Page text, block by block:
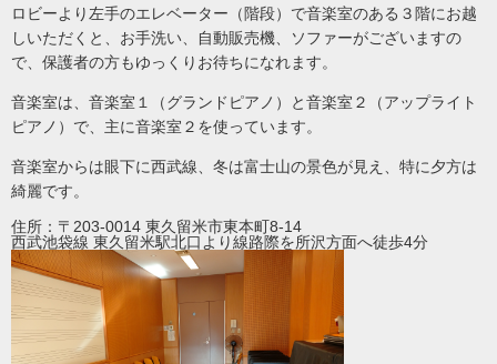
ロビーより左手のエレベーター（階段）で音楽室のある３階にお越
しいただくと、お手洗い、自動販売機、ソファーがございますの
で、保護者の方もゆっくりお待ちになれます。
音楽室は、音楽室１（グランドピアノ）と音楽室２（アップライト
ピアノ）で、主に音楽室２を使っています。
音楽室からは眼下に西武線、冬は富士山の景色が見え、特に夕方は
綺麗です。
住所：〒203-0014 東久留米市東本町8-14
西武池袋線 東久留米駅北口より線路際を所沢方面へ徒歩4分